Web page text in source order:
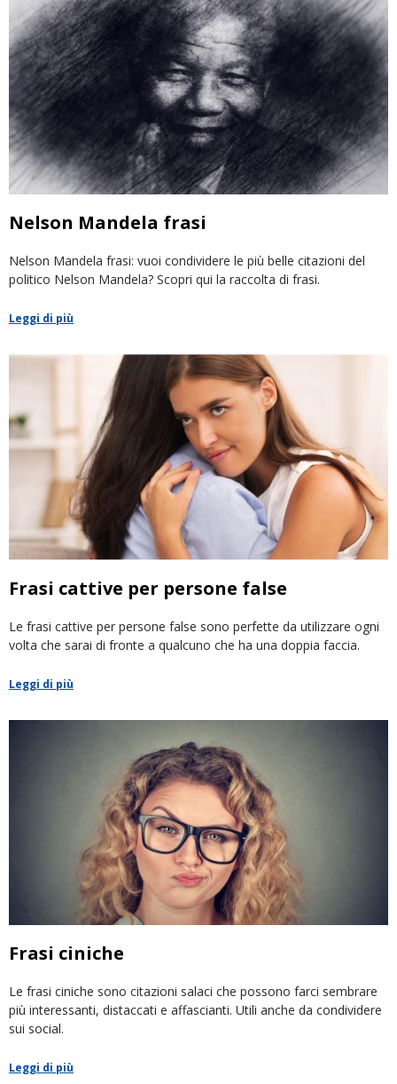
Nelson Mandela frasi
Nelson Mandela frasi: vuoi condividere le più belle citazioni del
politico Nelson Mandela? Scopri qui la raccolta di frasi.
Leggi di più
Frasi cattive per persone false
Le frasi cattive per persone false sono perfette da utilizzare ogni
volta che sarai di fronte a qualcuno che ha una doppia faccia.
Leggi di più
Frasi ciniche
Le frasi ciniche sono citazioni salaci che possono farci sembrare
più interessanti, distaccati e affascianti. Utili anche da condividere
sui social.
Leggi di più